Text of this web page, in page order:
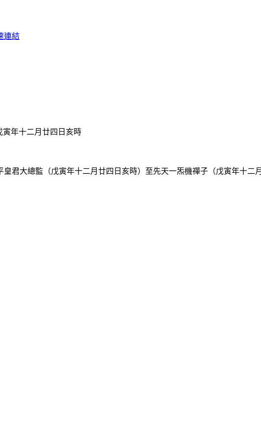
連結
寅年十二月廿四日亥時
大總監（戊寅年十二月廿四日亥時）至先天一炁機禪子（戊寅年十二